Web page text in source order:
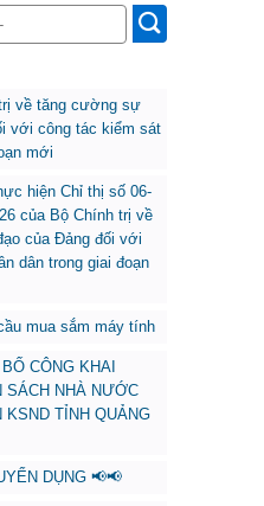
về tăng cường sự
với công tác kiểm sát
mới
hiện Chỉ thị số 06-
của Bộ Chính trị về
của Đảng đối với
dân trong giai đoạn
mua sắm máy tính
CÔNG KHAI
SÁCH NHÀ NƯỚC
KSND TỈNH QUẢNG
DỤNG 📢📢